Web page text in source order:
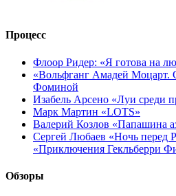
Процесс
Флоор Ридер: «Я готова на
«Вольфганг Амадей Моцарт.
Фоминой
Изабель Арсено «Луи среди
Марк Мартин «LOTS»
Валерий Козлов «Папашина
Сергей Любаев «Ночь перед
«Приключения Гекльберри
Обзоры